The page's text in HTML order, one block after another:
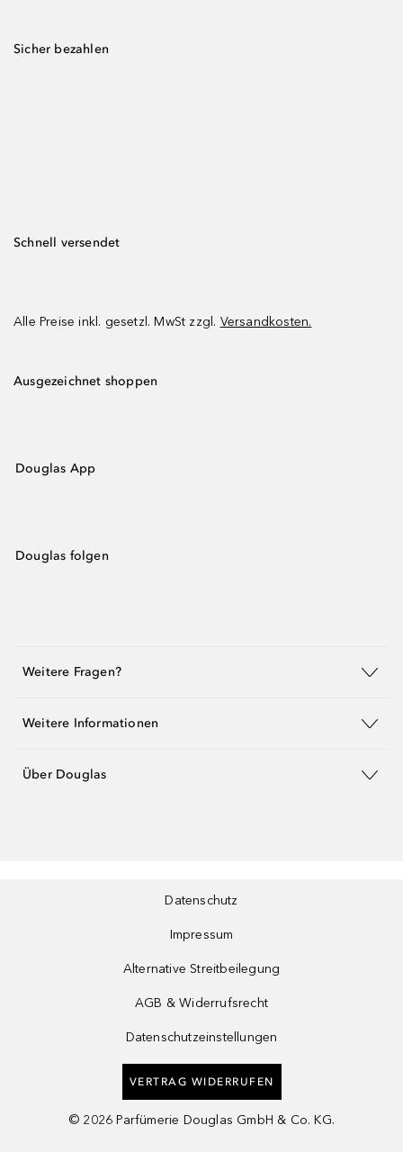
Sicher bezahlen
Schnell versendet
Alle Preise inkl. gesetzl. MwSt zzgl. Versandkosten.
Ausgezeichnet shoppen
Douglas App
Douglas folgen
Weitere Fragen?
Weitere Informationen
Über Douglas
Datenschutz
Impressum
Alternative Streitbeilegung
AGB & Widerrufsrecht
Datenschutzeinstellungen
VERTRAG WIDERRUFEN
© 2026 Parfümerie Douglas GmbH & Co. KG.